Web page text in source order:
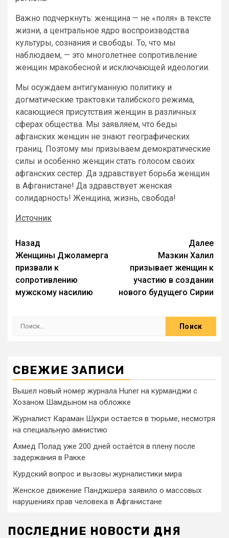
Важно подчеркнуть: женщина — не «поля» в тексте
жизни, а центральное ядро воспроизводства
культуры, сознания и свободы. То, что мы
наблюдаем, — это многолетнее сопротивление
женщин мракобесной и исключающей идеологии.
Мы осуждаем антигуманную политику и
догматические трактовки талибского режима,
касающиеся присутствия женщин в различных
сферах общества. Мы заявляем, что беды
афганских женщин не знают географических
границ. Поэтому мы призываем демократические
силы и особенно женщин стать голосом своих
афганских сестер. Да здравствует борьба женщин
в Афганистане! Да здравствует женская
солидарность! Женщина, жизнь, свобода!
Источник
Назад
Женщины Джоламерга
призвали к
сопротивлению
мужскому насилию
Далее
Мазкин Халил
призывает женщин к
участию в создании
нового будущего Сирии
СВЕЖИЕ ЗАПИСИ
Вышел новый номер журнала Huner на курманджи с
Хозаном Шамдыном на обложке
Журналист Караман Шукри остается в тюрьме, несмотря
на специальную амнистию
Ахмед Полад уже 200 дней остаётся в плену после
задержания в Ракке
Курдский вопрос и вызовы журналистики мира
Женское движение Панджшера заявило о массовых
нарушениях прав человека в Афганистане
ПОСЛЕДНИЕ НОВОСТИ ДНЯ